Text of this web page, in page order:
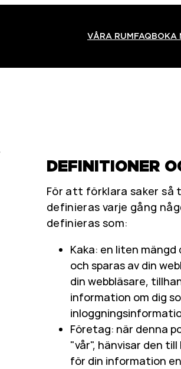
VÅRA RUMFAQBOKA
DEFINITIONER
För att förklara saker så
definieras varje gång
definieras som:
Kaka: en liten
och sparas av din
din webbläsare,
information om dig
Företag: när denna
"vår", hänvisar den till
för din information